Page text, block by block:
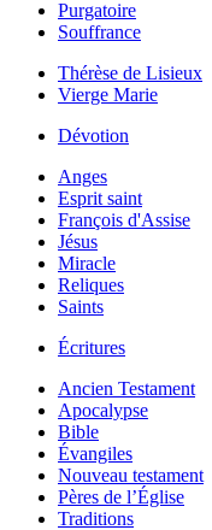
Purgatoire
Souffrance
Thérèse de Lisieux
Vierge Marie
Dévotion
Anges
Esprit saint
François d'Assise
Jésus
Miracle
Reliques
Saints
Écritures
Ancien Testament
Apocalypse
Bible
Évangiles
Nouveau testament
Pères de l’Église
Traditions